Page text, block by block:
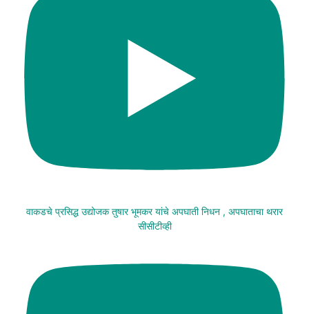
वाकडचे प्रसिद्ध उद्योजक तुषार भूमकर यांचे अपघाती निधन , अपघाताचा थरार
सीसीटीव्ही